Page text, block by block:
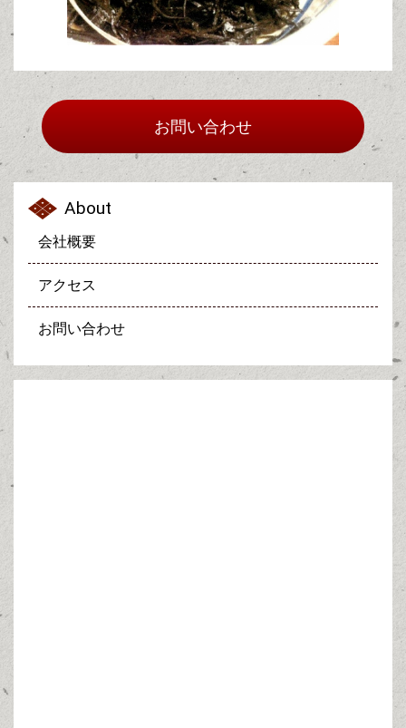
お問い合わせ
About
会社概要
アクセス
お問い合わせ